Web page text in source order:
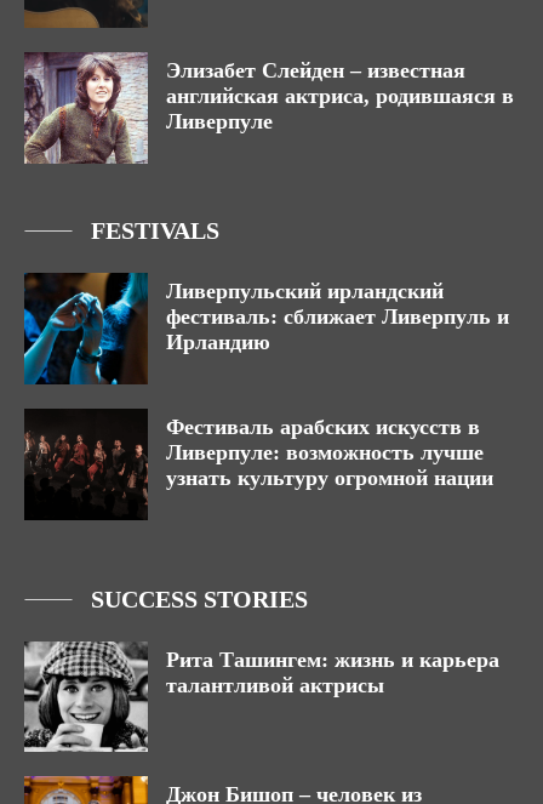
Элизабет Слейден – известная
английская актриса, родившаяся в
Ливерпуле
FESTIVALS
Ливерпульский ирландский
фестиваль: сближает Ливерпуль и
Ирландию
Фестиваль арабских искусств в
Ливерпуле: возможность лучше
узнать культуру огромной нации
SUCCESS STORIES
Рита Ташингем: жизнь и карьера
талантливой актрисы
Джон Бишоп – человек из